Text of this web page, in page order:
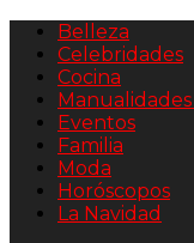
Belleza
Celebridades
Cocina
Manualidades
Eventos
Familia
Moda
Horóscopos
La Navidad